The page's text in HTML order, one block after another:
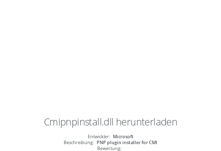
Cmipnpinstall.dll herunterladen
Entwickler: Microsoft
Beschreibung: PNP plugin installer for CMI
Bewertung: